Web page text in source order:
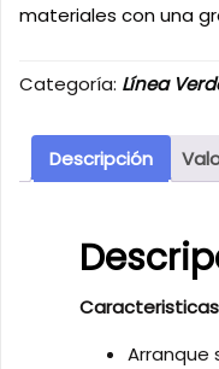
materiales con una
Categoría: Línea
Descripción
Arranque